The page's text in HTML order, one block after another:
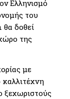
Ελληνισμό
του
δοθεί
της
με
ξεχωριστούς